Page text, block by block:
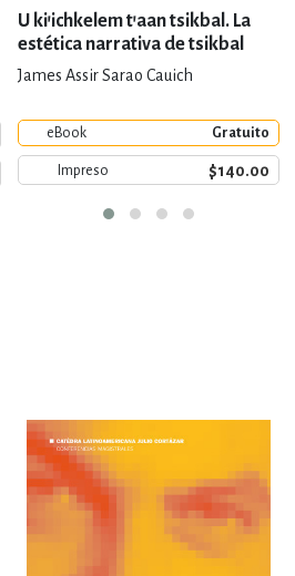
U ki'ichkelem t'aan tsikbal. La
estética narrativa de tsikbal
James Assir Sarao Cauich
eBook Gratuito
Impreso $140.00